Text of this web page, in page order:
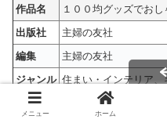
作品名
１００均グッズでお
出版社
主婦の友社
編集
主婦の友社
ジャンル 住まい・インテリア、
ページ数
約83ページ
スクロ
メニュー ホーム